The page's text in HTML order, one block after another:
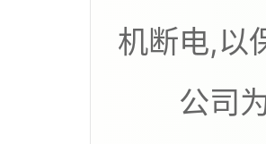
机断电,以
公司为